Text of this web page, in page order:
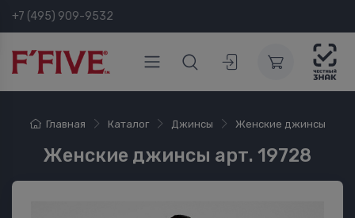
+7 (495) 909-9532
Главная Каталог Джинсы Женские джинсы
Женские джинсы арт. 19728